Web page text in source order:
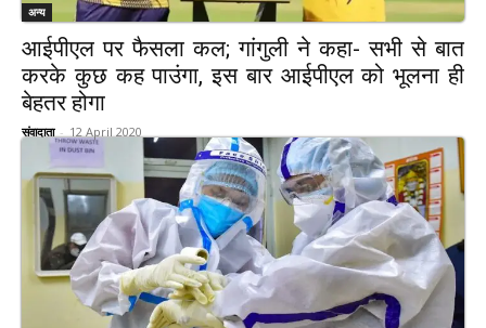
अन्य
आईपीएल पर फैसला कल; गांगुली ने कहा- सभी से बात
करके कुछ कह पाउंगा, इस बार आईपीएल को भूलना ही
बेहतर होगा
संवादाता - 12 April 2020